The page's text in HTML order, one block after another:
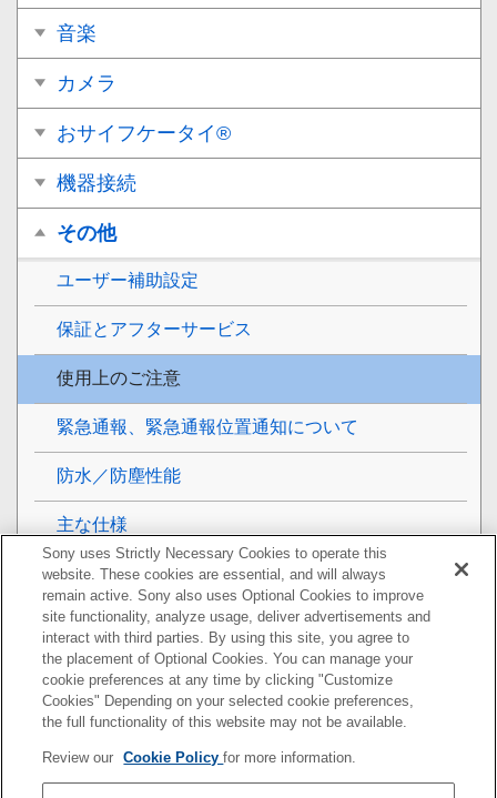
音楽
カメラ
おサイフケータイ®
機器接続
その他
ユーザー補助設定
保証とアフターサービス
使用上のご注意
緊急通報、緊急通報位置通知について
防水／防塵性能
主な仕様
携帯電話機の比吸収率（SAR）について
VCCIについて
ソフトウェア使用許諾契約書
輸出管理規制について
おサイフケータイ対応サービスご利用上の注意
Sony uses Strictly Necessary Cookies to operate this
website. These cookies are essential, and will always
remain active. Sony also uses Optional Cookies to improve
site functionality, analyze usage, deliver advertisements and
interact with third parties. By using this site, you agree to
the placement of Optional Cookies. You can manage your
cookie preferences at any time by clicking "Customize
Cookies" Depending on your selected cookie preferences,
the full functionality of this website may not be available.
Review our Cookie Policyfor more information.